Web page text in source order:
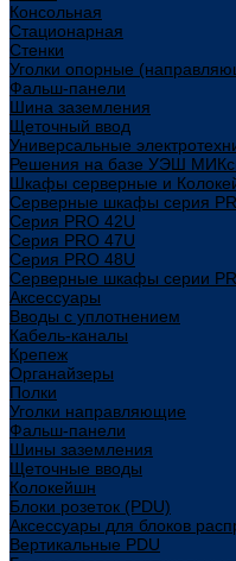
Консольная
Стационарная
Стенки
Уголки опорные
Фальш-панели
Шина заземления
Щеточный ввод
Универсальные
Решения на базе УЭШ
Шкафы серверные и
Серверные шкафы серия
Серия PRO 42U
Серия PRO 47U
Серия PRO 48U
Серверные шкафы серии
Аксессуары
Вводы с уплотнением
Кабель-каналы
Крепеж
Органайзеры
Полки
Уголки направляющие
Фальш-панели
Шины заземления
Щеточные вводы
Колокейшн
Блоки розеток (PDU)
Аксессуары для блоков
Вертикальные PDU